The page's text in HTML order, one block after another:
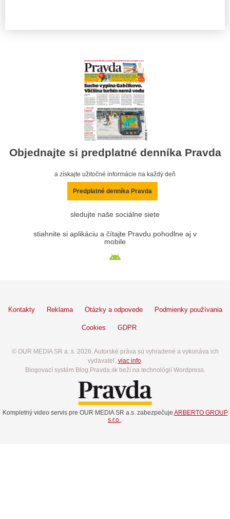
Objednajte si predplatné denníka Pravda
a získajte užitočné informácie na každý deň
Predplatné denníka Pravda
sledujte naše sociálne siete
stiahnite si aplikáciu a čítajte Pravdu pohodlne aj v
mobile
Kontakty Reklama Otázky a odpovede Podmienky používania
Cookies GDPR
© OUR MEDIA SR a. s. 2026. Autorské práva sú vyhradené a vykonáva ich
vydavateľ, viac info.
Blogovací systém Blog.Pravda.sk beží na technológií Wordpress.
Kompletný video servis pre OUR MEDIA SR a.s. zabezpečuje ARBERTO GROUP
s.r.o.